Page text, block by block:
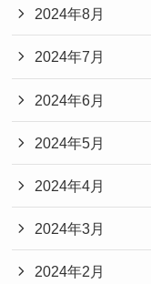
2024年8月
2024年7月
2024年6月
2024年5月
2024年4月
2024年3月
2024年2月